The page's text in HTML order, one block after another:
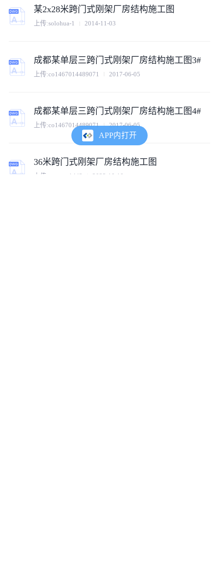
某2x28米跨门式刚架厂房结构施工图
上传:solohua-1 2014-11-03
成都某单层三跨门式刚架厂房结构施工图3#
上传:co1467014489071 2017-06-05
成都某单层三跨门式刚架厂房结构施工图4#
上传:co1467014489071 2017-06-05
36米跨门式刚架厂房结构施工图
上传: tumux_1442 2023-10-10
APP内打开